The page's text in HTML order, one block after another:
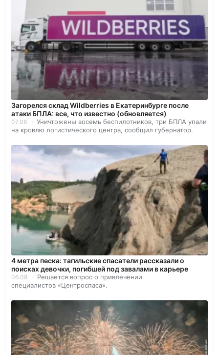
Загорелся склад Wildberries в Екатеринбурге после
атаки БПЛА: все, что известно (обновляется)
07.08
Уничтожены восемь беспилотников, три БПЛА упали
на кровлю логистического центра, сообщил губернатор.
4 метра песка: тагильские спасатели рассказали о
поисках девочки, погибшей под завалами в карьере
06.08
Решается вопрос о привлечении
специалистов «Центроспаса».